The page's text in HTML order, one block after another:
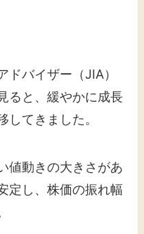
ドバイザー（JIA）
ると、緩やかに成長
してきました。
値動きの大きさがあ
定し、株価の振れ幅